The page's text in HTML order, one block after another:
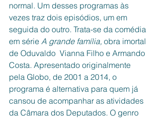
normal. Um desses programas às
vezes traz dois episódios, um em
seguida do outro. Trata-se da comédia
em série A grande família, obra imortal
de Oduvaldo  Vianna Filho e Armando
Costa. Apresentado originalmente
pela Globo, de 2001 a 2014, o
programa é alternativa para quem já
cansou de acompanhar as atividades
da Câmara dos Deputados. O genro